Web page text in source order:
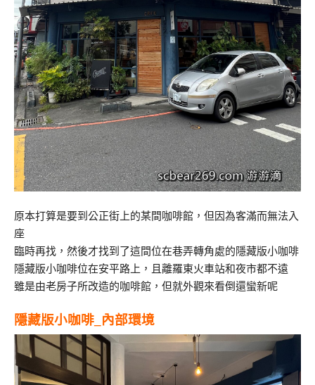
原本打算是要到公正街上的某間咖啡館，但因為客滿而無法入
座
臨時再找，然後才找到了這間位在巷弄轉角處的隱藏版小咖啡
隱藏版小咖啡位在安平路上，且離羅東火車站和夜市都不遠
雖是由老房子所改造的咖啡館，但就外觀來看倒還蠻新呢
隱藏版小咖啡_內部環境